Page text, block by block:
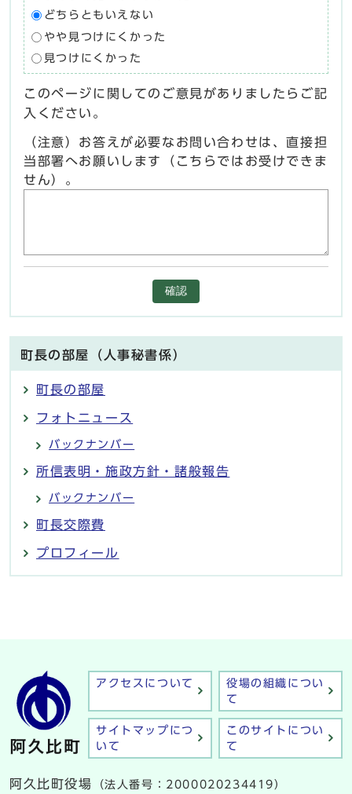
どちらともいえない
やや見つけにくかった
見つけにくかった
このページに関してのご意見がありましたらご記
入ください。
（注意）お答えが必要なお問い合わせは、直接担
当部署へお願いします（こちらではお受けできま
せん）。
確認
町長の部屋（人事秘書係）
町長の部屋
フォトニュース
バックナンバー
所信表明・施政方針・諸般報告
バックナンバー
町長交際費
プロフィール
アクセスについて
役場の組織につい
て
サイトマップにつ
いて
このサイトについ
て
阿久比町役場 （法人番号：2000020234419）